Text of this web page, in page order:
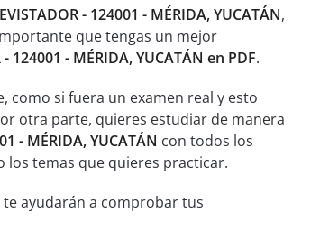
- 124001 - MÉRIDA, YUCATÁN,
que tengas un mejor
- 124001 - MÉRIDA, YUCATÁN en PDF.
como si fuera un examen real y esto
otra parte, quieres estudiar de manera
- MÉRIDA, YUCATÁN con todos los
los temas que quieres practicar.
te ayudarán a comprobar tus